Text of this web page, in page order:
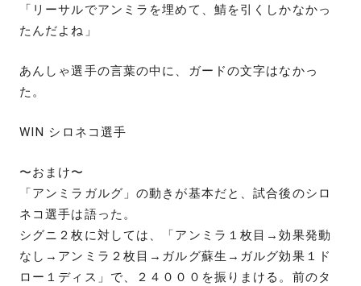
「リーサルでアンミラを埋めて、鯖を引くしかなかっ
たんだよね」
あんしゃ選手の言葉の中に、ガードの文字はなかっ
た。
WIN シロネコ選手
〜おまけ〜
「アンミラガルグ」の動きが基本だと、試合後のシロ
ネコ選手は語った。
シグニ２枚に対しては、「アンミラ１枚目→効果発動
なし→アンミラ２枚目→ガルグ蘇生→ガルグ効果１ド
ロー１ディス」で、２４０００を振りまける。前のタ